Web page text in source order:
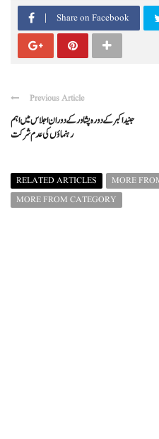
Share on Facebook
Previous Article
جنید اکبر کےدورہ پشاورکے دوران اجلاس میں اہم
رہنماؤں کی عدم شرکت
RELATED ARTICLES
MORE
MORE FROM CATEGORY